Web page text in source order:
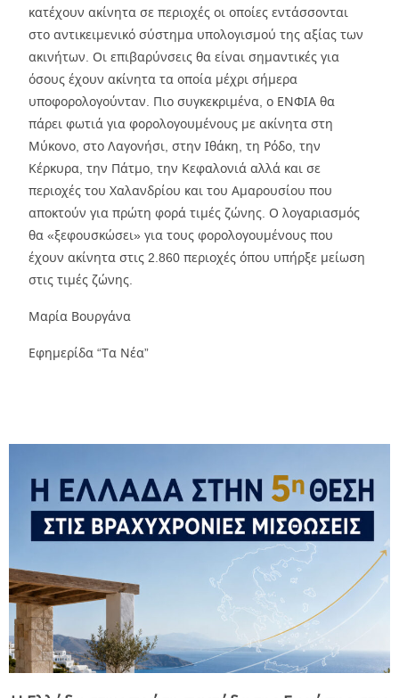
κατέχουν ακίνητα σε περιοχές οι οποίες εντάσσονται
στο αντικειμενικό σύστημα υπολογισμού της αξίας των
ακινήτων. Οι επιβαρύνσεις θα είναι σημαντικές για
όσους έχουν ακίνητα τα οποία μέχρι σήμερα
υποφορολογούνταν. Πιο συγκεκριμένα, ο ΕΝΦΙΑ θα
πάρει φωτιά για φορολογουμένους με ακίνητα στη
Μύκονο, στο Λαγονήσι, στην Ιθάκη, τη Ρόδο, την
Κέρκυρα, την Πάτμο, την Κεφαλονιά αλλά και σε
περιοχές του Χαλανδρίου και του Αμαρουσίου που
αποκτούν για πρώτη φορά τιμές ζώνης. Ο λογαριασμός
θα «ξεφουσκώσει» για τους φορολογουμένους που
έχουν ακίνητα στις 2.860 περιοχές όπου υπήρξε μείωση
στις τιμές ζώνης.
Μαρία Βουργάνα
Εφημερίδα “Τα Νέα”